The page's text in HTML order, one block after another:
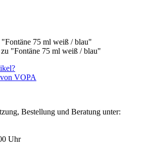
75 ml weiß / blau"
"Fontäne 75 ml weiß / blau"
VOPA
Bestellung und Beratung unter:
Uhr